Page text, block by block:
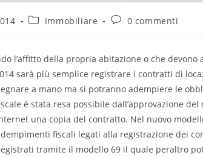
Immobiliare 0 commenti
l’affitto della propria abitazione o che
sarà più semplice registrare i contratti di
a mano ma si potranno adempiere le
è stata resa possibile dall’approvazione
una copia del contratto. Nel nuovo
fiscali legati alla registrazione dei
tramite il modello 69 il quale peraltro